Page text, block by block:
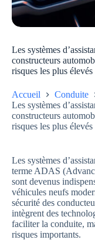
Les systèmes
constructeurs
risques les plus élevés
Accueil
Conduite
Les systèmes
constructeurs
risques les plus élevés
Les systèmes
terme ADAS
sont devenus
véhicules neufs
sécurité des
intègrent des
faciliter la conduite,
risques importants.